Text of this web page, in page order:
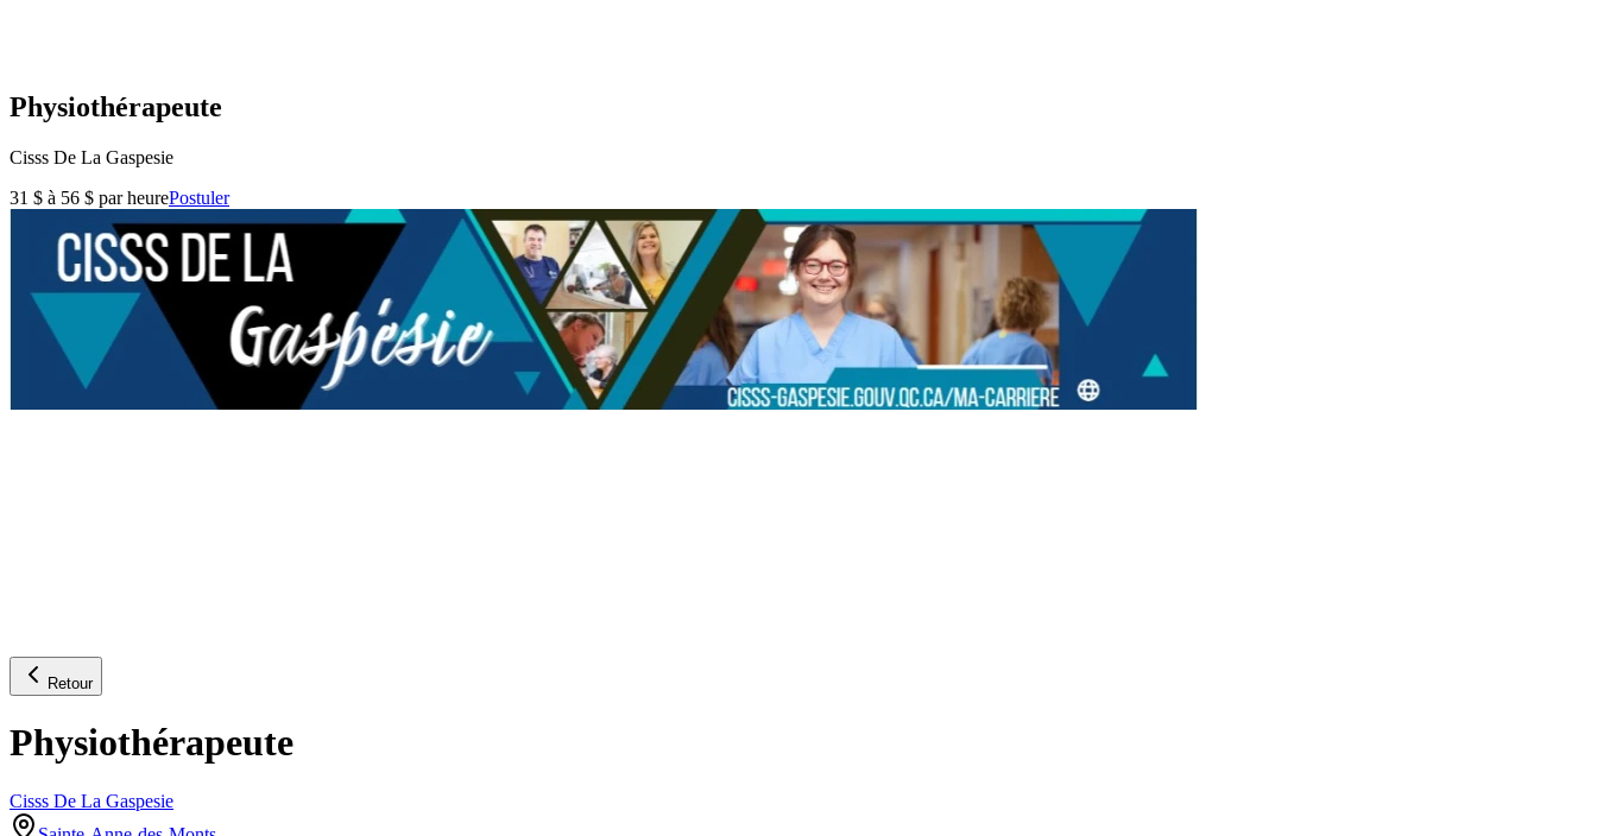
Physiothérapeute
Cisss De La Gaspesie
31 $ à 56 $ par heurePostuler
Retour
Physiothérapeute
Cisss De La Gaspesie